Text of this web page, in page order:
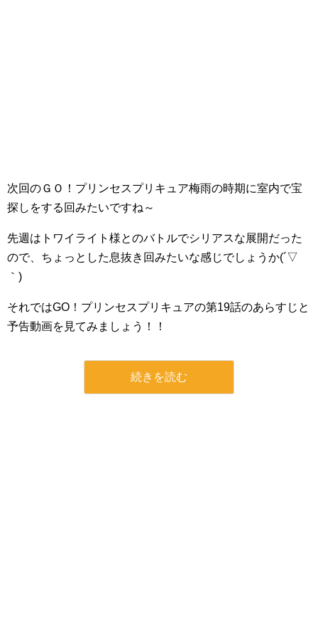
次回のＧＯ！プリンセスプリキュア梅雨の時期に室内で宝
探しをする回みたいですね～
先週はトワイライト様とのバトルでシリアスな展開だった
ので、ちょっとした息抜き回みたいな感じでしょうか(´▽
｀)
それではGO！プリンセスプリキュアの第19話のあらすじと
予告動画を見てみましょう！！
続きを読む